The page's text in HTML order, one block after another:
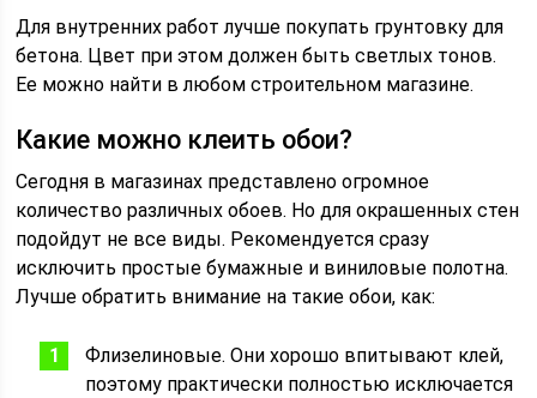
Для внутренних работ лучше покупать грунтовку для
бетона. Цвет при этом должен быть светлых тонов.
Ее можно найти в любом строительном магазине.
Какие можно клеить обои?
Сегодня в магазинах представлено огромное
количество различных обоев. Но для окрашенных стен
подойдут не все виды. Рекомендуется сразу
исключить простые бумажные и виниловые полотна.
Лучше обратить внимание на такие обои, как:
Флизелиновые. Они хорошо впитывают клей,
поэтому практически полностью исключается